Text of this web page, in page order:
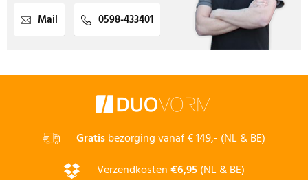
Mail 0598-433401
Gratisbezorging vanaf € 149,- (NL & BE)
Verzendkosten€6,95(NL & BE)